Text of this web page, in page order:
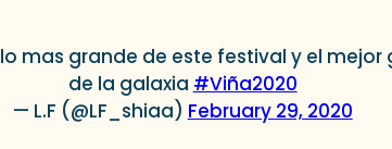
lo mas grande de este festival y el mejor
de la galaxia #Viña2020
— L.F (@LF_shiaa) February 29, 2020